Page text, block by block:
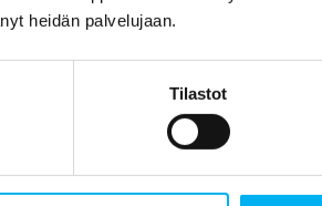
heidän palvelujaan.
Tilastot
mitä sukituksella saatiin
hinta Pyydä tarjous